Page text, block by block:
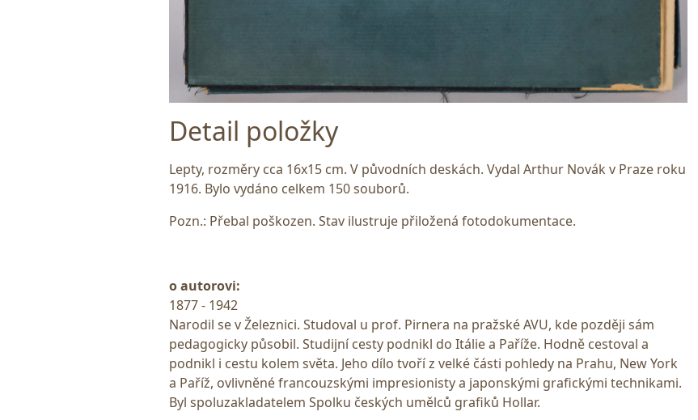
Detail položky
Lepty, rozměry cca 16x15 cm. V původních deskách. Vydal Arthur Novák v Praze roku
1916. Bylo vydáno celkem 150 souborů.
Pozn.: Přebal poškozen. Stav ilustruje přiložená fotodokumentace.
o autorovi:
1877 - 1942
Narodil se v Železnici. Studoval u prof. Pirnera na pražské AVU, kde později sám
pedagogicky působil. Studijní cesty podnikl do Itálie a Paříže. Hodně cestoval a
podnikl i cestu kolem světa. Jeho dílo tvoří z velké části pohledy na Prahu, New York
a Paříž, ovlivněné francouzskými impresionisty a japonskými grafickými technikami.
Byl spoluzakladatelem Spolku českých umělců grafiků Hollar.